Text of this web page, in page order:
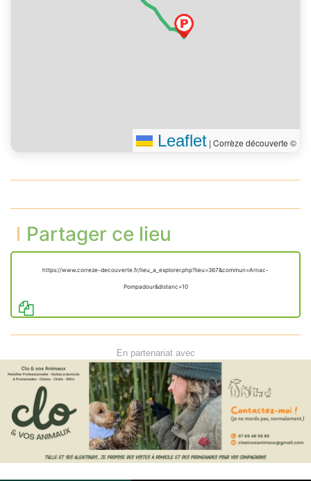
Leaflet | Corrèze découverte ©
Partager ce lieu
https://www.correze-decouverte.fr/lieu_a_explorer.php?lieu=367&commun=Arnac-
Pompadour&distanc=10
En partenariat avec